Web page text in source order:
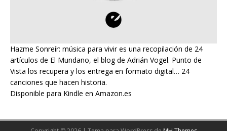
Hazme Sonreír: música para vivir es una recopilación de 24
artículos de El Mundano, el blog de Adrián Vogel. Punto de
Vista los recupera y los entrega en formato digital… 24
canciones que hacen historia.
Disponible para Kindle en Amazon.es